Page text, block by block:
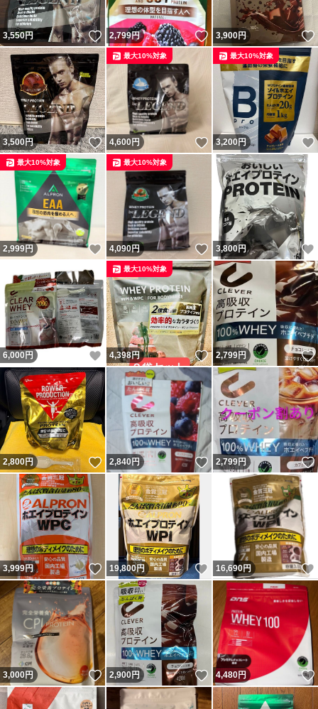
3,550円 いいね！
2,799円 いいね！
3,900円
3,500円 いいね！
4,600円 いいね！
最大10%対象
3,200円
最大10%対象
2,999円 いいね！
最大10%対象
4,090円 いいね！
最大10%対象
3,800円
6,000 円 いいね！
4,398円 いいね！
最大10%対象
2,799円
2,800円 いいね！
2,840円 いいね！
2,799円
3,999円 いいね！
19,800円 いいね！
16,690円
3,000円 いいね！
2,900円 いいね！
4,480円